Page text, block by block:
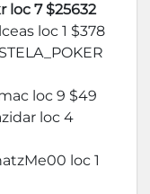
loc 7 $25632
loc 1 $378
loc 9 $49
loc 4
loc 1